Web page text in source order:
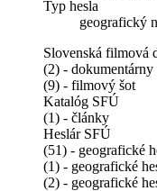
Typ hesla
geografický
Slovenská filmová
(2) -
(9) - filmový šot
Katalóg SFÚ
(1) - články
Heslár SFÚ
(51) - geografické
(1) - geografické
(2) - geografické